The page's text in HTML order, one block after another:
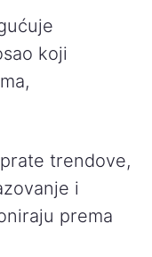
koji
trendove,
i
prema